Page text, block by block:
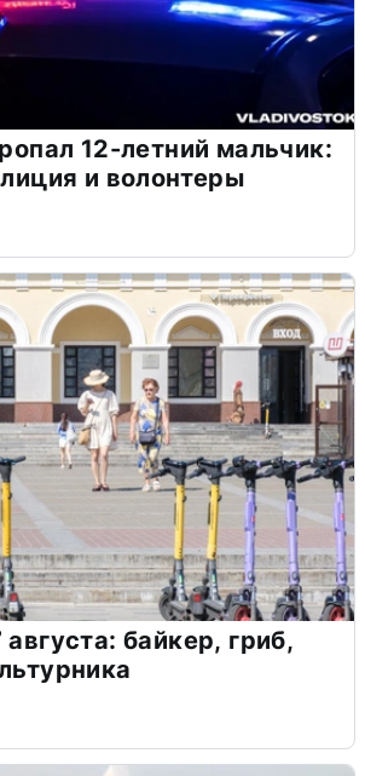
12-летний мальчик:
и волонтеры
байкер, гриб,